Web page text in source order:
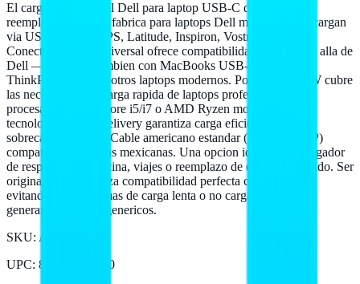
El cargador universal Dell para laptop USB-C de 65W es el
reemplazo oficial de fabrica para laptops Dell modernas que cargan
via USB Tipo C (XPS, Latitude, Inspiron, Vostro, Dell Pro).
Conector USB-C universal ofrece compatibilidad amplia mas alla de
Dell — funciona tambien con MacBooks USB-C, Lenovo
ThinkPad USB-C y otros laptops modernos. Potencia de 65W cubre
las necesidades de carga rapida de laptops profesionales con
procesadores Intel Core i5/i7 o AMD Ryzen modernos. La
tecnologia Power Delivery garantiza carga eficiente sin
sobrecalentamiento. Cable americano estandar (NEMA 5-15P)
compatible con tomas mexicanas. Una opcion ideal como cargador
de respaldo para oficina, viajes o reemplazo de cargador danado. Ser
original Dell garantiza compatibilidad perfecta con tu laptop,
evitando los problemas de carga lenta o no carga que pueden
generar cargadores genericos.
SKU: AC-13485
UPC: 884116475910